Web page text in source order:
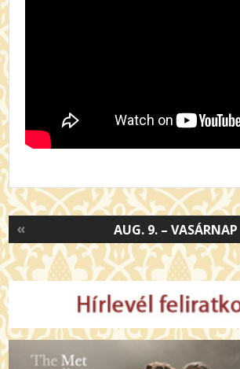
AUG. 9. – VASÁRNAP
«